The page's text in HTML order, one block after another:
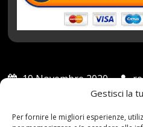
Gestisci la
Per fornire le migliori esperienze,
19 Novembre 2020
Auto,
PNEUMATICI,Portatile,TPU,